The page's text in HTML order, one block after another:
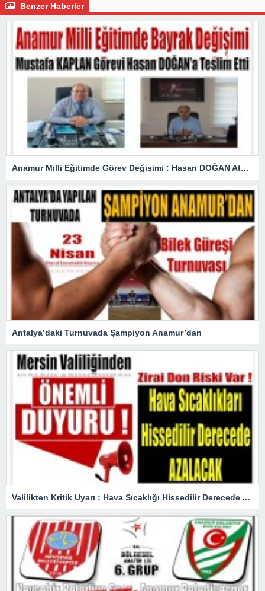
Benzer Haberler
Anamur Milli Eğitimde Görev Değişimi : Hasan DOĞAN Atandı
Antalya’daki Turnuvada Şampiyon Anamur’dan
Valilikten Kritik Uyarı ; Hava Sıcaklığı Hissedilir Derecede Azalacak!